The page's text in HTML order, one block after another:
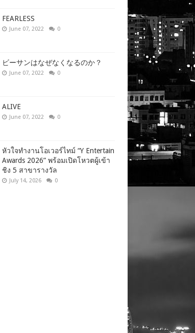
FEARLESS
June 07, 2022 0
ビーサンはなぜなくなるのか？
June 07, 2022 0
ALIVE
June 07, 2022 0
หัวใจทำงานโอเวอร์ไทม์ “Y Entertain
Awards 2026” พร้อมเปิดโหวตผู้เข้า
ชิง 5 สาขารางวัล
July 14, 2026 0